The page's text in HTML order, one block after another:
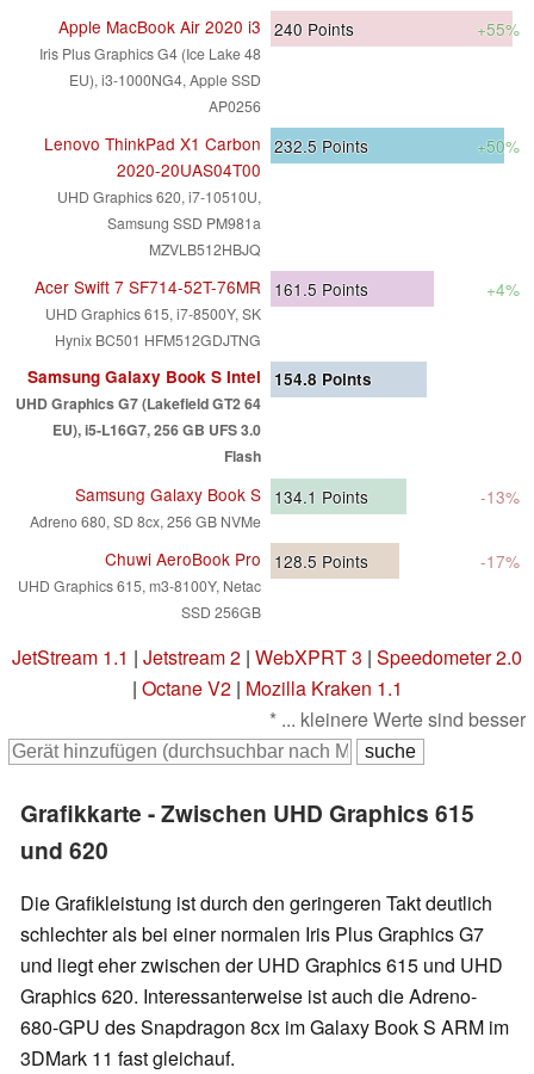
Apple MacBook Air 2020 i3
Iris Plus Graphics G4 (Ice Lake 48
EU), i3-1000NG4, Apple SSD
AP0256
240 Points +55%
Lenovo ThinkPad X1 Carbon
2020-20UAS04T00
UHD Graphics 620, i7-10510U,
Samsung SSD PM981a
MZVLB512HBJQ
232.5 Points +50%
Acer Swift 7 SF714-52T-76MR
UHD Graphics 615, i7-8500Y, SK
Hynix BC501 HFM512GDJTNG
161.5 Points +4%
Samsung Galaxy Book S Intel
UHD Graphics G7 (Lakefield GT2 64
EU), i5-L16G7, 256 GB UFS 3.0
Flash
154.8 Points
Samsung Galaxy Book S
Adreno 680, SD 8cx, 256 GB NVMe
134.1 Points -13%
Chuwi AeroBook Pro
UHD Graphics 615, m3-8100Y, Netac
SSD 256GB
128.5 Points -17%
JetStream 1.1 | Jetstream 2 | WebXPRT 3 | Speedometer 2.0
| Octane V2| Mozilla Kraken 1.1
* ... kleinere Werte sind besser
Grafikkarte - Zwischen UHD Graphics 615
und 620
Die Grafikleistung ist durch den geringeren Takt deutlich
schlechter als bei einer normalen Iris Plus Graphics G7
und liegt eher zwischen der UHD Graphics 615 und UHD
Graphics 620. Interessanterweise ist auch die Adreno-
680-GPU des Snapdragon 8cx im Galaxy Book S ARM im
3DMark 11 fast gleichauf.